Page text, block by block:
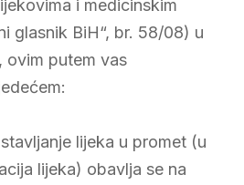
i medicinskim
glasnik BiH“, br. 58/08) u
ovim putem vas
lijeka u promet (u
lijeka) obavlja se na